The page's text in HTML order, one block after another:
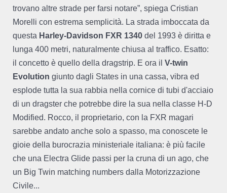
trovano altre strade per farsi notare”, spiega Cristian
Morelli con estrema semplicità. La strada imboccata da
questa Harley-Davidson FXR 1340 del 1993 è diritta e
lunga 400 metri, naturalmente chiusa al traffico. Esatto:
il concetto è quello della dragstrip. E ora il V-twin
Evolution giunto dagli States in una cassa, vibra ed
esplode tutta la sua rabbia nella cornice di tubi d'acciaio
di un dragster che potrebbe dire la sua nella classe H-D
Modified. Rocco, il proprietario, con la FXR magari
sarebbe andato anche solo a spasso, ma conoscete le
gioie della burocrazia ministeriale italiana: è più facile
che una Electra Glide passi per la cruna di un ago, che
un Big Twin matching numbers dalla Motorizzazione
Civile...